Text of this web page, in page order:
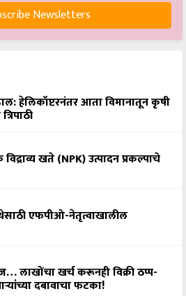
Newsletters
हेलिकॉप्टरनंतर आता विमानातून कृषी
विद्राव्य खते (NPK) उत्पादन प्रकल्पाचे
एफपीओ-नेतृत्वाखालील
लाखोंचा खर्च करूनही विक्री ठप्प-
दबावाचा फटका!